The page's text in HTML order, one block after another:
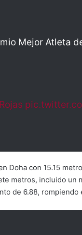
Mejor Atleta
Doha con 15.15
metros, incluido un
de 6.88,